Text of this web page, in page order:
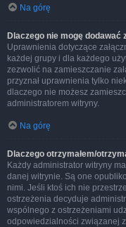
Na górę
Dlaczego nie mogę dodawać
Uprawnienia dotyczące
każdej grupy i dla każdego
zezwolić na zamieszczanie
przyznał uprawnienia tylko
dlaczego nie możesz
administratorem witryny.
Na górę
Dlaczego otrzymałem/
Każdy administrator witryny
danej witrynie. Są one
nimi. Jeśli ktoś ich nie
ostrzeżenia decyduje
wspólnego z ostrzeżeniami
odpowiedzialności związanej